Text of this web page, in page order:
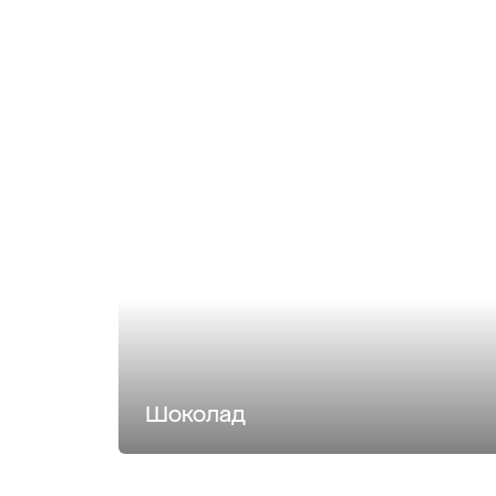
Шоколад